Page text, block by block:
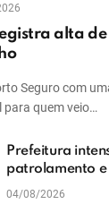
alta
Seguro com
quem veio…
Prefeitura
patrolamento e
Vera Cruz
04/08/2026